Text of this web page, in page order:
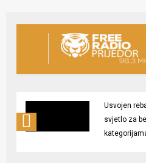
Usvojen
svjetlo za